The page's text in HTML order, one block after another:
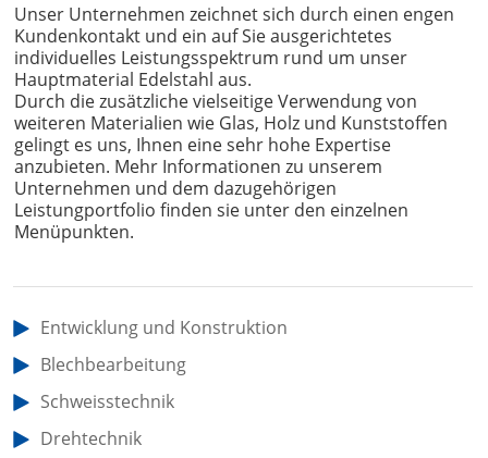
Unser Unternehmen zeichnet sich durch einen engen
Kundenkontakt und ein auf Sie ausgerichtetes
individuelles Leistungsspektrum rund um unser
Hauptmaterial Edelstahl aus.
Durch die zusätzliche vielseitige Verwendung von
weiteren Materialien wie Glas, Holz und Kunststoffen
gelingt es uns, Ihnen eine sehr hohe Expertise
anzubieten. Mehr Informationen zu unserem
Unternehmen und dem dazugehörigen
Leistungportfolio finden sie unter den einzelnen
Menüpunkten.
Entwicklung und Konstruktion
Blechbearbeitung
Schweisstechnik
Drehtechnik